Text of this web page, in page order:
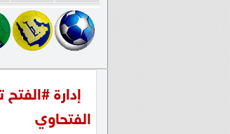
إدارة
الفتحاوي